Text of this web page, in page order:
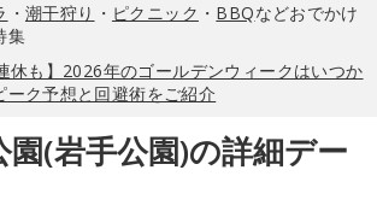
・ 潮干狩り ・ ピクニック ・ BBQなどおでかけ
集
休も】2026年のゴールデンウィークはいつか
ーク予想と回避術をご紹介
園(岩手公園)の詳細デー